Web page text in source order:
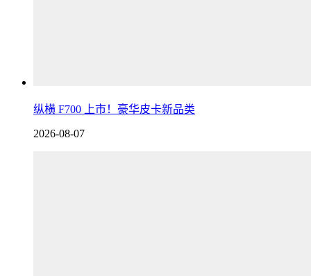
纵横 F700 上市！豪华皮卡新品类
2026-08-07